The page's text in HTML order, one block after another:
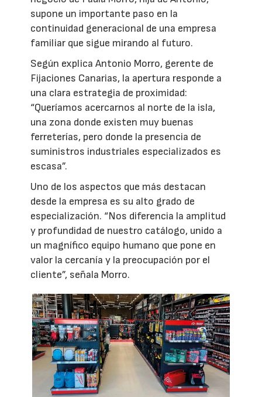
supone un importante paso en la
continuidad generacional de una empresa
familiar que sigue mirando al futuro.
Según explica Antonio Morro, gerente de
Fijaciones Canarias, la apertura responde a
una clara estrategia de proximidad:
“Queríamos acercarnos al norte de la isla,
una zona donde existen muy buenas
ferreterías, pero donde la presencia de
suministros industriales especializados es
escasa”.
Uno de los aspectos que más destacan
desde la empresa es su alto grado de
especialización. “Nos diferencia la amplitud
y profundidad de nuestro catálogo, unido a
un magnífico equipo humano que pone en
valor la cercanía y la preocupación por el
cliente”, señala Morro.